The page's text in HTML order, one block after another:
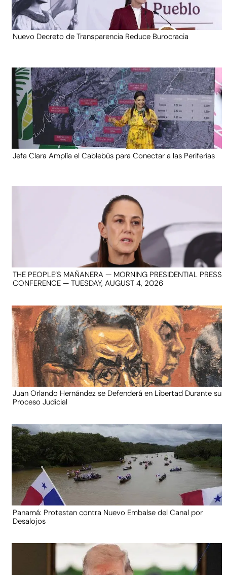
Nuevo Decreto de Transparencia Reduce Burocracia
Jefa Clara Amplía el Cablebús para Conectar a las Periferias
THE PEOPLE’S MAÑANERA — MORNING PRESIDENTIAL PRESS
CONFERENCE — TUESDAY, AUGUST 4, 2026
Juan Orlando Hernández se Defenderá en Libertad Durante su
Proceso Judicial
Panamá: Protestan contra Nuevo Embalse del Canal por
Desalojos